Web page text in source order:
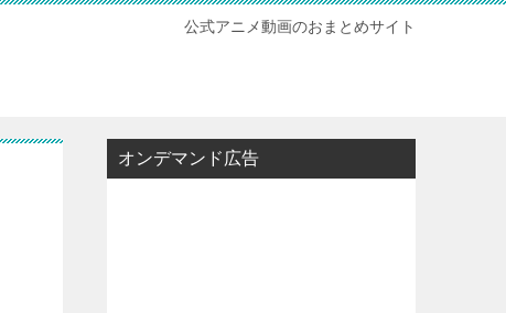
公式アニメ動画のおまとめサイト
オンデマンド広告